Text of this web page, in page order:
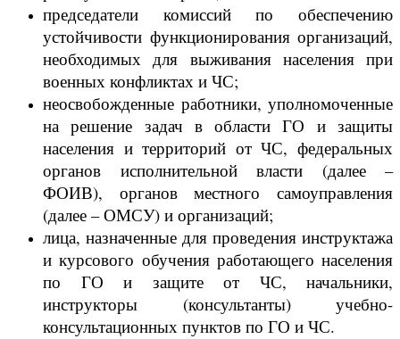
председатели комиссий по обеспечению
устойчивости функционирования организаций,
необходимых для выживания населения при
военных конфликтах и ЧС;
неосвобожденные работники, уполномоченные
на решение задач в области ГО и защиты
населения и территорий от ЧС, федеральных
органов исполнительной власти (далее –
ФОИВ), органов местного самоуправления
(далее – ОМСУ) и организаций;
лица, назначенные для проведения инструктажа
и курсового обучения работающего населения
по ГО и защите от ЧС, начальники,
инструкторы (консультанты) учебно-
консультационных пунктов по ГО и ЧС.